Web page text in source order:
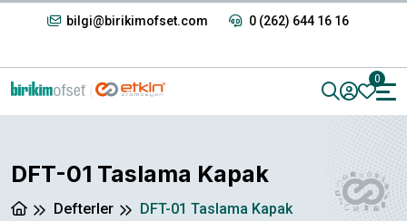
bilgi@birikimofset.com 0 (262) 644 16 16
0
DFT-01 Taslama Kapak
Defterler DFT-01 Taslama Kapak